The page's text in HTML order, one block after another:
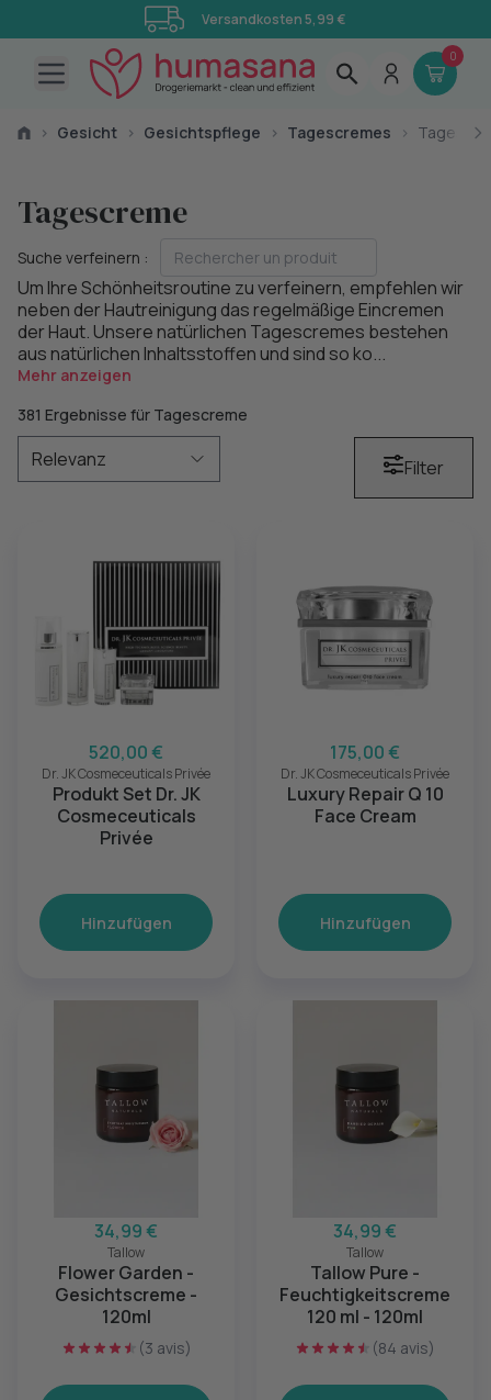
Versandkosten 5,99 €
Open main menu
0
› Gesicht › Gesichtspflege › Tagescremes ›
Tagescreme
Suche verfeinern :
Um Ihre Schönheitsroutine zu verfeinern, empfehlen wir
neben der Hautreinigung das regelmäßige Eincremen
der Haut. Unsere natürlichen Tagescremes bestehen
aus natürlichen Inhaltsstoffen und sind so ko...
Mehr anzeigen
381 Ergebnisse für Tagescreme
Filter
520,00 €
Dr. JK Cosmeceuticals Privée
Produkt Set Dr. JK
Cosmeceuticals
Privée
Hinzufügen
175,00 €
Dr. JK Cosmeceuticals Privée
Luxury Repair Q 10
Face Cream
Hinzufügen
34,99 €
Tallow
Flower Garden -
Gesichtscreme -
120ml
(3 avis)
34,99 €
Tallow
Tallow Pure -
Feuchtigkeitscreme
120 ml - 120ml
(84 avis)